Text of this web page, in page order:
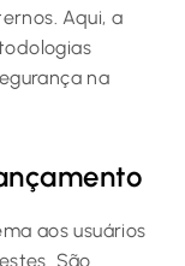
Aqui, a
na
aos usuários
São